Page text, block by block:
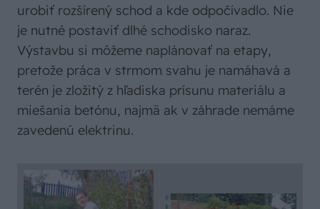
urobiť rozšírený schod a kde odpočívadlo. Nie
je nutné postaviť dlhé schodisko naraz.
Výstavbu si môžeme naplánovať na etapy,
pretože práca v strmom svahu je namáhavá a
terén je zložitý z hľadiska prísunu materiálu a
miešania betónu, najmä ak v záhrade nemáme
zavedenú elektrinu.